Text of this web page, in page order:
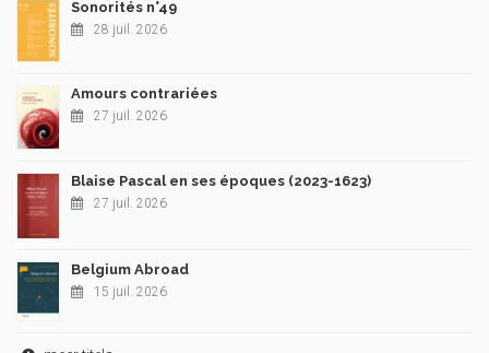
Sonorités n°49
28 juil. 2026
Amours contrariées
27 juil. 2026
Blaise Pascal en ses époques (2023-1623)
27 juil. 2026
Belgium Abroad
15 juil. 2026